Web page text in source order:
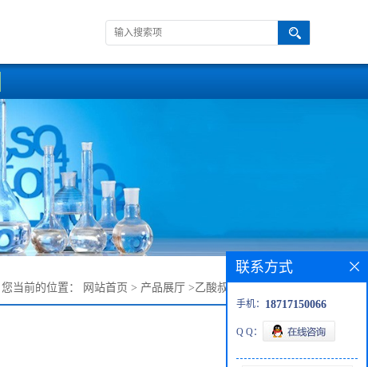
您当前的位置： 网站首页 > 产品展厅 >乙酸叔丁酯-五聚乙二醇
联系方式
手机： 18717150066
Q Q：